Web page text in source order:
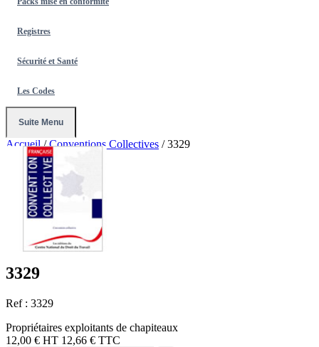
Registres
Sécurité et Santé
Les Codes
Suite Menu
Accueil / Conventions Collectives / 3329
3329
Ref : 3329
Propriétaires exploitants de chapiteaux
12,00 € HT 12,66 € TTC